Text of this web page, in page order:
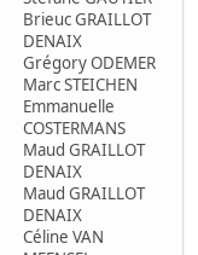
Brieuc GRAILLOT
DENAIX
Grégory ODEMER
Marc STEICHEN
Emmanuelle
COSTERMANS
Maud GRAILLOT
DENAIX
Maud GRAILLOT
DENAIX
Céline VAN